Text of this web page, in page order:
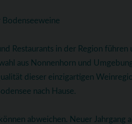
Bodenseeweine
Restaurants in der Region
aus Nonnenhorn und
dieser einzigartigen
nach Hause.
abweichen. Neuer Jahrgang